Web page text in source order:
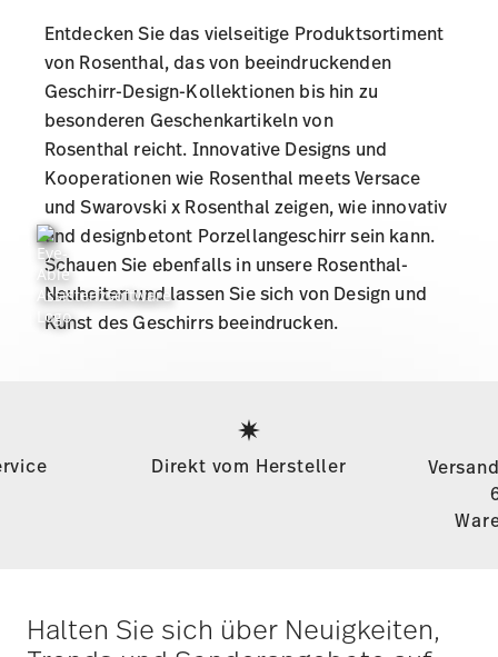
Entdecken Sie das vielseitige Produktsortiment
von Rosenthal, das von beeindruckenden
Geschirr-Design-Kollektionen bis hin zu
besonderen Geschenkartikeln von
Rosenthal reicht. Innovative Designs und
Kooperationen wie Rosenthal meets Versace
undSwarovski x Rosenthal zeigen, wie innovativ
und designbetont Porzellangeschirr sein kann.
Schauen Sie ebenfalls in unsere Rosenthal-
Neuheitenund lassen Sie sich von Design und
Kunst des Geschirrs beeindrucken.
Direkt vom Hersteller
Halten Sie sich über Neuigkeiten,